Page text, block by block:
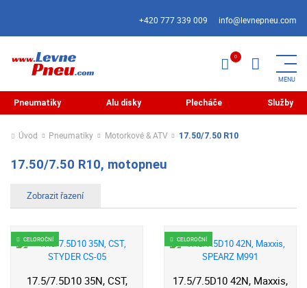
+420 777 339 009 info@levnepneu.com
Pneumatiky Alu disky Plecháče Služby
Úvod Pneumatiky Motorkové & ATV 17.50/7.50 R10
17.50/7.50 R10, motopneu
CELOROČNÍ
17.5/7.5D10 35N, CST,
CELOROČNÍ
17.5/7.5D10 42N, Maxxis,